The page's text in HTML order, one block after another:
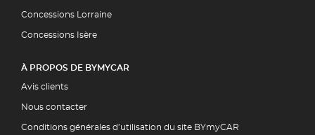
Concessions Lorraine
Concessions Isère
À PROPOS DE BYMYCAR
Avis clients
Nous contacter
Conditions générales d’utilisation du site BYmyCAR